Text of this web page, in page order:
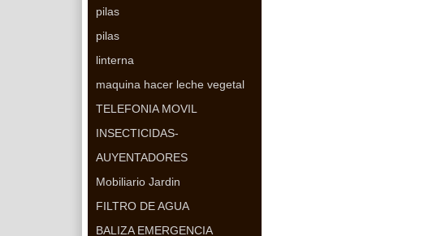
pilas
pilas
linterna
maquina hacer leche vegetal
TELEFONIA MOVIL
INSECTICIDAS-
AUYENTADORES
Mobiliario Jardin
FILTRO DE AGUA
BALIZA EMERGENCIA